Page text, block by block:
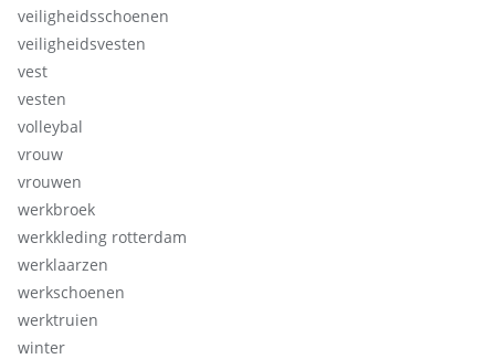
veiligheidsschoenen
veiligheidsvesten
vest
vesten
volleybal
vrouw
vrouwen
werkbroek
werkkleding rotterdam
werklaarzen
werkschoenen
werktruien
winter